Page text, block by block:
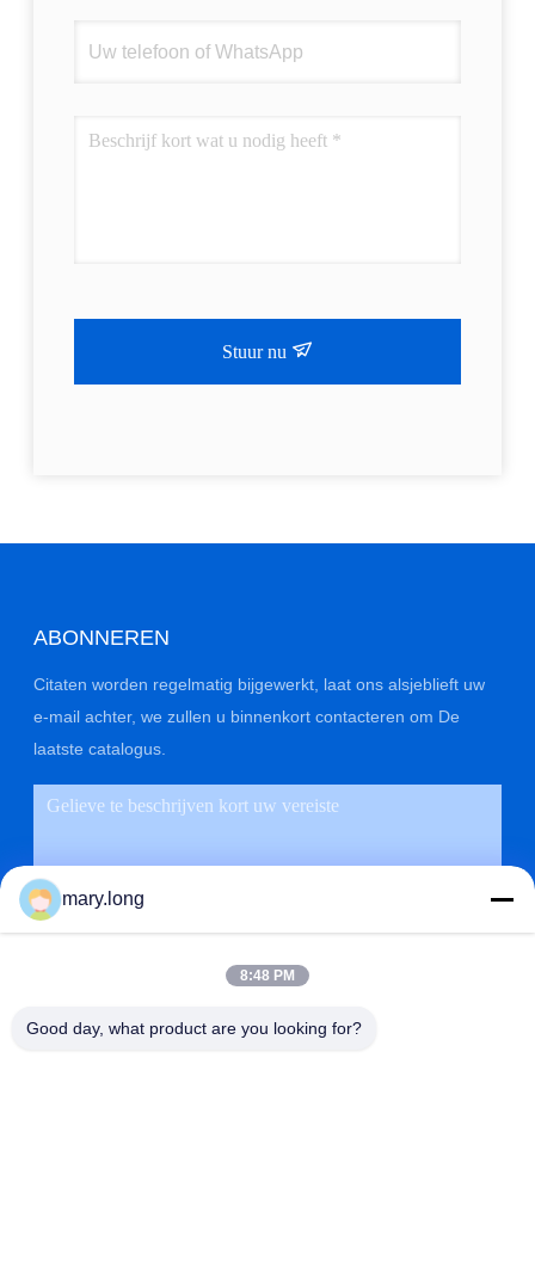
Stuur nu
ABONNEREN
Citaten worden regelmatig bijgewerkt, laat ons alsjeblieft uw
e-mail achter, we zullen u binnenkort contacteren om De
laatste catalogus.
VERZENDEN
mary.long
8:48 PM
Good day, what product are you looking for?